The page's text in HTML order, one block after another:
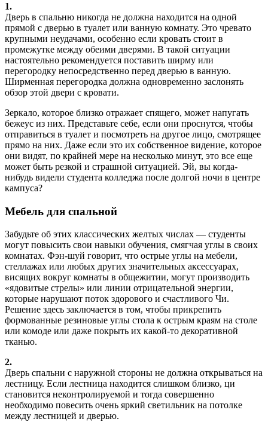
1.
Дверь в спальню никогда не должна находится на одной
прямой с дверью в туалет или ванную комнату. Это чревато
крупными неудачами, особенно если кровать стоит в
промежутке между обеими дверями. В такой ситуации
настоятельно рекомендуется поставить ширму или
перегородку непосредственно перед дверью в ванную.
Ширменная перегородка должна одновременно заслонять
обзор этой двери с кровати.
Зеркало, которое близко отражает спящего, может напугать
бежеус из них. Представьте себе, если они проснутся, чтобы
отправиться в туалет и посмотреть на другое лицо, смотрящее
прямо на них. Даже если это их собственное видение, которое
они видят, по крайней мере на несколько минут, это все еще
может быть резкой и страшной ситуацией. Эй, вы когда-
нибудь видели студента колледжа после долгой ночи в центре
кампуса?
Мебель для спальной
Забудьте об этих классических желтых числах — студенты
могут повысить свои навыки обучения, смягчая углы в своих
комнатах. Фэн-шуй говорит, что острые углы на мебели,
стеллажах или любых других значительных аксессуарах,
висящих вокруг комнаты в общежитии, могут производить
«ядовитые стрелы» или линии отрицательной энергии,
которые нарушают поток здорового и счастливого Чи.
Решение здесь заключается в том, чтобы прикрепить
формованные резиновые углы стола к острым краям на столе
или комоде или даже покрыть их какой-то декоративной
тканью.
2.
Дверь спальни с наружной стороны не должна открываться на
лестницу. Если лестница находится слишком близко, ци
становится неконтролируемой и тогда совершенно
необходимо повесить очень яркий светильник на потолке
между лестницей и дверью.